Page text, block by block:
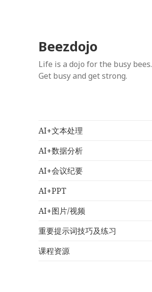
Beezdojo
Life is a dojo for the busy bees.
Get busy and get strong.
AI+文本处理
AI+数据分析
AI+会议纪要
AI+PPT
AI+图片/视频
重要提示词技巧及练习
课程资源